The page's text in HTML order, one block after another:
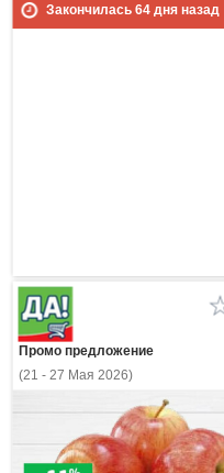
Закончилась 64дня назад
Промо предложение
(21 - 27 Мая 2026)